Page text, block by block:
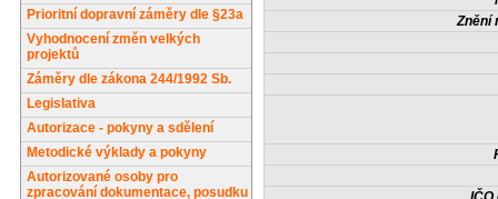
Prioritní dopravní záměry dle §23a
Vyhodnocení změn velkých
projektů
Záměry dle zákona 244/1992 Sb.
Legislativa
Autorizace - pokyny a sdělení
Metodické výklady a pokyny
Autorizované osoby pro
zpracování dokumentace, posudku
Znění